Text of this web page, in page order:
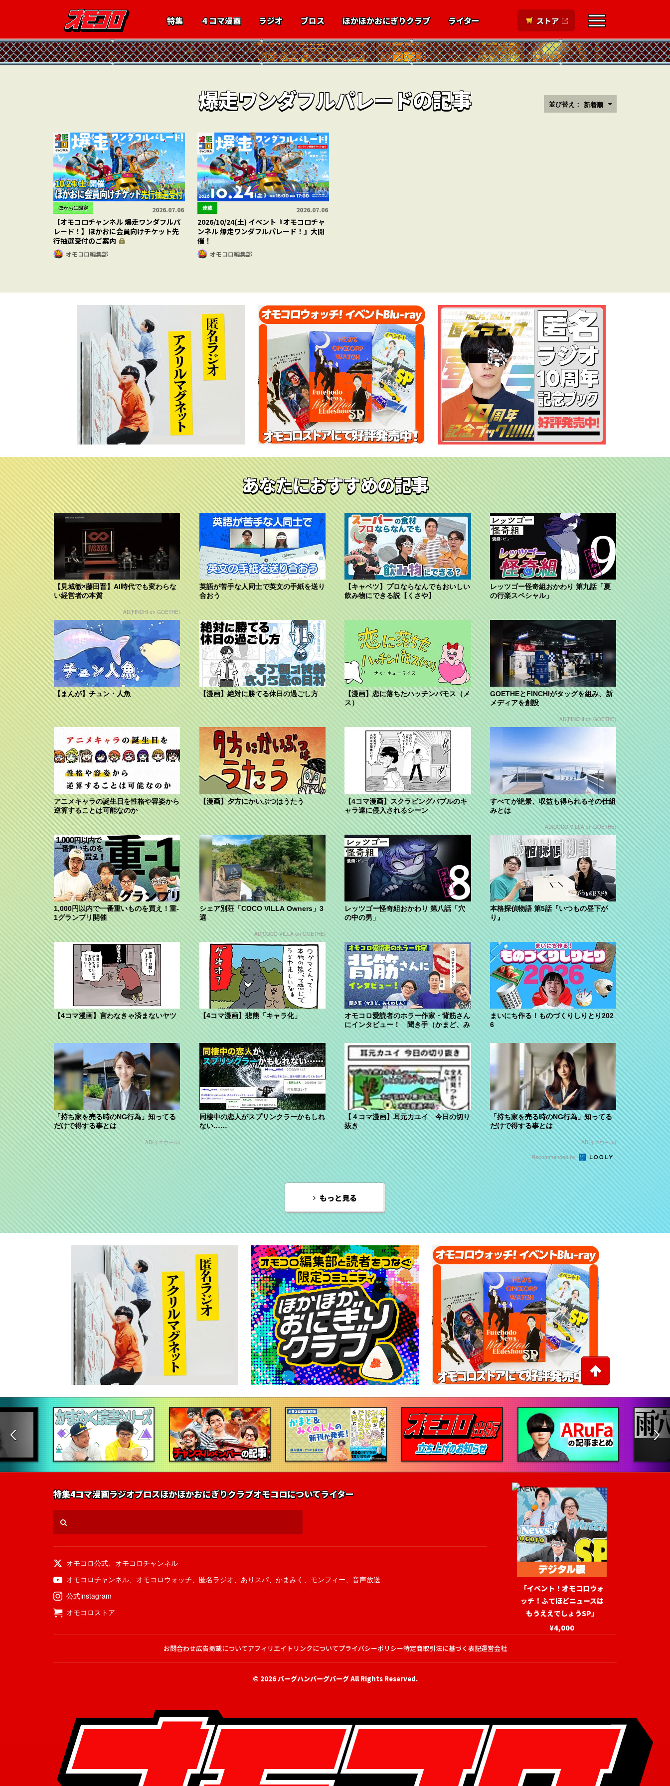
特集 ４コマ漫画 ラジオ ブロス ほかほかおにぎりクラブ ライター ストア
爆走ワンダフルパレードの記事 並び替え： 新着順
ほかおに限定 2026.07.06
【オモコロチャンネル 爆走ワンダフルパ
レード！】ほかおに会員向けチケット先
行抽選受付のご案内
オモコロ編集部
連載 2026.07.06
2026/10/24(土) イベント『オモコロチャ
ンネル 爆走ワンダフルパレード！』大開
催！
オモコロ編集部
あなたにおすすめの記事
【見城徹×藤田晋】AI時代でも変わらな
い経営者の本質
AD(FINCHI on GOETHE)
英語が苦手な人同士で英文の手紙を送り
合おう
【キャベツ】プロならなんでもおいしい
飲み物にできる説【くさや】
レッツゴー怪奇組おかわり 第九話「夏
の行楽スペシャル」
【まんが】チュン・人魚 【漫画】絶対に勝てる休日の過ごし方
【漫画】恋に落ちたハッチンパモス（メ
ス）
GOETHEとFINCHIがタッグを組み、新
メディアを創設
AD(FINCHI on GOETHE)
アニメキャラの誕生日を性格や容姿から
逆算することは可能なのか
【漫画】夕方にかいぶつはうたう
【4コマ漫画】スクラビングバブルのキ
ャラ達に侵入されるシーン
すべてが絶景、収益も得られるその仕組
みとは
AD(COCO VILLA on GOETHE)
1,000円以内で一番重いものを買え！重-
1グランプリ開催
シェア別荘「COCO VILLA Owners」3
選
AD(COCO VILLA on GOETHE)
レッツゴー怪奇組おかわり 第八話「穴
の中の男」
本格探偵物語 第5話『いつもの昼下が
り』
【4コマ漫画】言わなきゃ済まないヤツ 【4コマ漫画】悲熊「キャラ化」
オモコロ愛読者のホラー作家・背筋さん
にインタビュー！ 聞き手（かまど、み
くのしん...
まいにち作る！ものづくりしりとり202
6
「持ち家を売る時のNG行為」知ってる
だけで得する事とは
AD(イエウール)
同棲中の恋人がスプリンクラーかもしれ
ない……
【４コマ漫画】耳元カユイ 今日の切り
抜き
「持ち家を売る時のNG行為」知ってる
だけで得する事とは
AD(イエウール)
Recommended by
もっと見る
特集4コマ漫画ラジオブロスほかほかおにぎりクラブオモコロについてライター
オモコロ公式、 オモコロチャンネル
オモコロチャンネル、 オモコロウォッチ、 匿名ラジオ、 ありスパ、 かまみく 、 モンフィー、 音声放送
公式instagram
オモコロストア
「イベント！オモコロウォ
ッチ！ふてほどニュースは
もうええでしょうSP」
¥4,000
お問合わせ広告掲載についてアフィリエイトリンクについてプライバシーポリシー特定商取引法に基づく表記運営会社
© 2026バーグハンバーグバーグAll Rights Reserved.